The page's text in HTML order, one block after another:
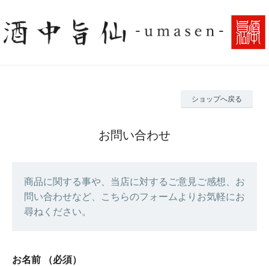
ショップへ戻る
お問い合わせ
商品に関する事や、当店に対するご意見ご感想、お
問い合わせなど、こちらのフォームよりお気軽にお
尋ねください。
お名前 （必須）